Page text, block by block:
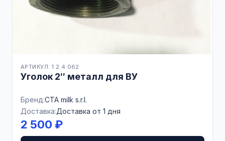
АРТИКУЛ: 1.2.4.062
Уголок 2″ металл для ВУ
Бренд:CTA milk s.r.l.
Доставка:Доставка от 1 дня
2 500 ₽